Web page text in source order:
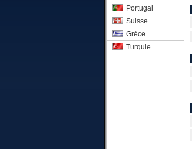
Portugal
Suisse
Grèce
Turquie